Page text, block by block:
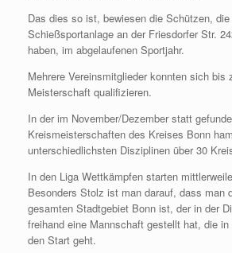
Das dies so ist, bewiesen die Schützen,
Schießsportanlage an der Friesdorfer Str.
haben, im abgelaufenen Sportjahr.
Mehrere Vereinsmitglieder konnten sich bis
Meisterschaft qualifizieren.
In der im November/Dezember statt
Kreismeisterschaften des Kreises Bonn
unterschiedlichsten Disziplinen über 30
In den Liga Wettkämpfen starten
Besonders Stolz ist man darauf, dass man
gesamten Stadtgebiet Bonn ist, der in der
freihand eine Mannschaft gestellt hat, die
den Start geht.